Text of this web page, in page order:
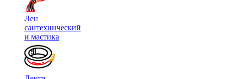
Лен
сантехнический
и мастика